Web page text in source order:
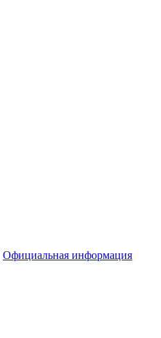
Официальная информация